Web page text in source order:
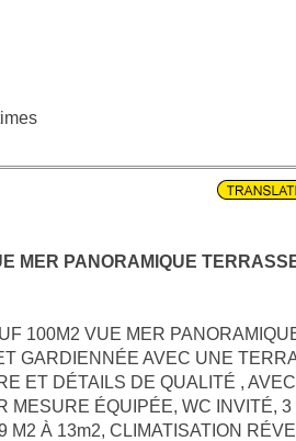
MER PANORAMIQUE
100M2 VUE MER
GARDIENNÉE AVEC UNE
ET DÉTAILS DE QUALITÉ ,
MESURE ÉQUIPÉE, WC INVITÉ,
M2 À 13m2, CLIMATISATION